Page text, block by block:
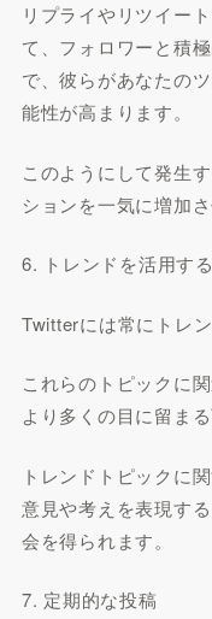
リプライやリツイー
て、フォロワーと積
で、彼らがあなたの
能性が高まります。
このようにして発生
ションを一気に増加
6. トレンドを活用する
Twitterには常にトレ
これらのトピックに
より多くの目に留ま
トレンドトピックに
意見や考えを表現す
会を得られます。
7. 定期的な投稿